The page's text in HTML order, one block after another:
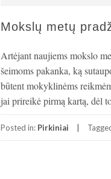
Mokslų metų
Artėjant naujiems mokslo
šeimoms pakanka, ką
būtent mokyklinėms
jai prireikė pirmą kartą, dėl
Posted in: Pirkiniai